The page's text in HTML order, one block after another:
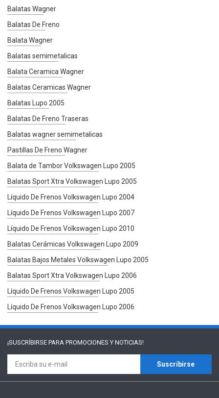
Balatas Wagner
Balatas De Freno
Balata Wagner
Balatas semimetalicas
Balata Ceramica Wagner
Balatas Ceramicas Wagner
Balatas Lupo 2005
Balatas De Freno Traseras
Balatas wagner semimetalicas
Pastillas De Freno Wagner
Balata de Tambor Volkswagen Lupo 2005
Balatas Sport Xtra Volkswagen Lupo 2005
Líquido De Frenos Volkswagen Lupo 2004
Líquido De Frenos Volkswagen Lupo 2007
Líquido De Frenos Volkswagen Lupo 2010
Balatas Cerámicas Volkswagen Lupo 2009
Balatas Bajos Metales Volkswagen Lupo 2005
Balatas Sport Xtra Volkswagen Lupo 2006
Líquido De Frenos Volkswagen Lupo 2005
Líquido De Frenos Volkswagen Lupo 2006
¡SUSCRÍBIRSE PARA PROMOCIONES Y NOTICIAS!
Suscríbirse